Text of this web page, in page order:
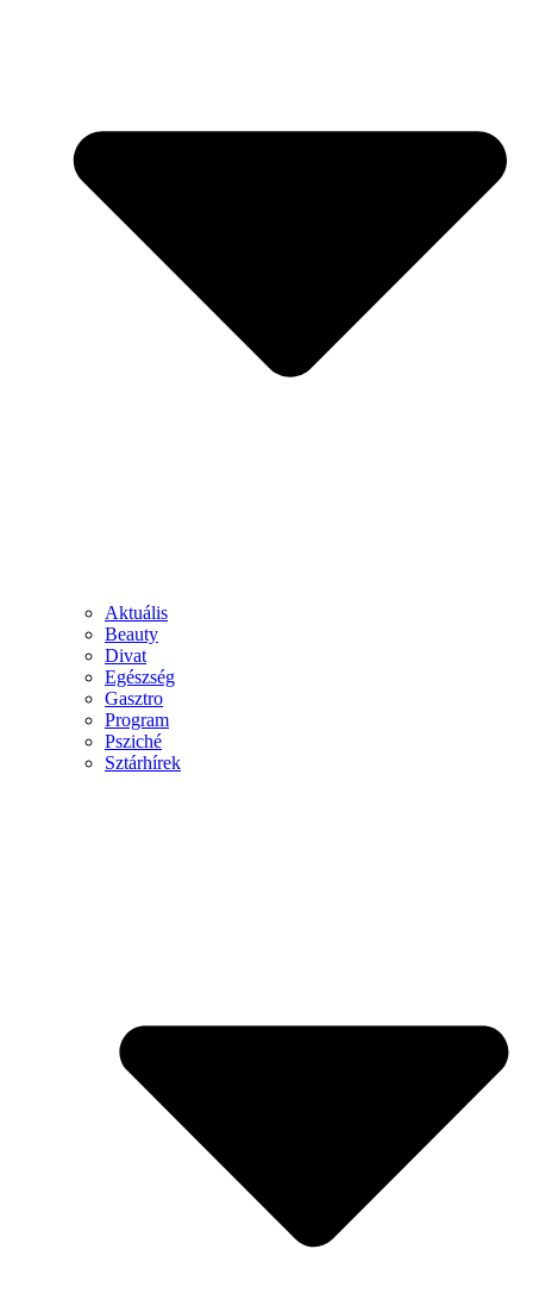
Aktuális
Beauty
Divat
Egészség
Gasztro
Program
Psziché
Sztárhírek